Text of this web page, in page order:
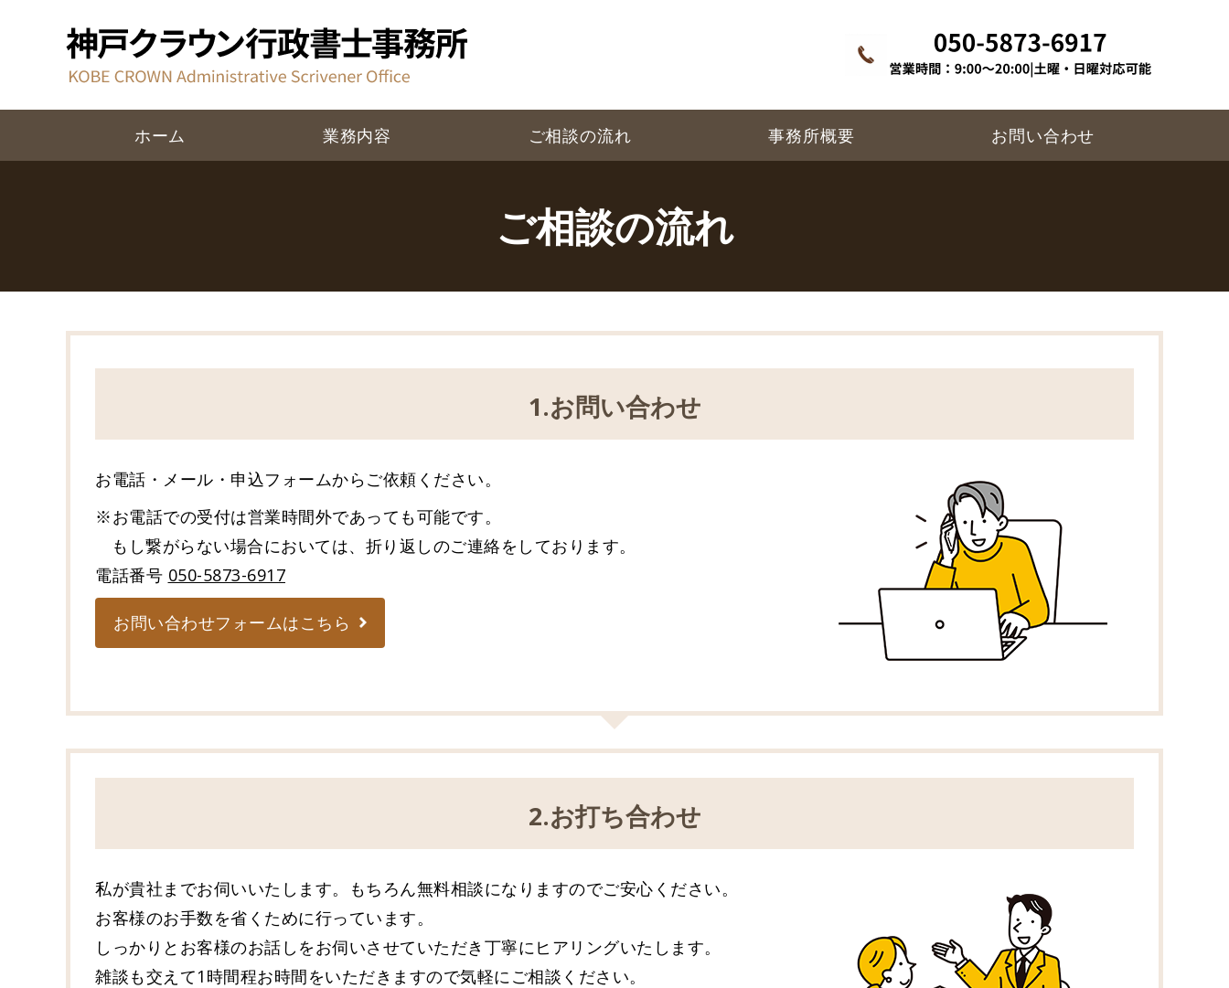
ホーム 業務内容 ご相談の流れ 事務所概要 お問い合わせ
ご相談の流れ
1.お問い合わせ
お電話・メール・申込フォームからご依頼ください。
お電話での受付は営業時間外であっても可能です。
もし繋がらない場合においては、折り返しのご連絡をしております。
電話番号 050-5873-6917
お問い合わせフォームはこちら
2.お打ち合わせ
私が貴社までお伺いいたします。もちろん無料相談になりますのでご安心ください。
お客様のお手数を省くために行っています。
しっかりとお客様のお話しをお伺いさせていただき丁寧にヒアリングいたします。
雑談も交えて1時間程お時間をいただきますので気軽にご相談ください。